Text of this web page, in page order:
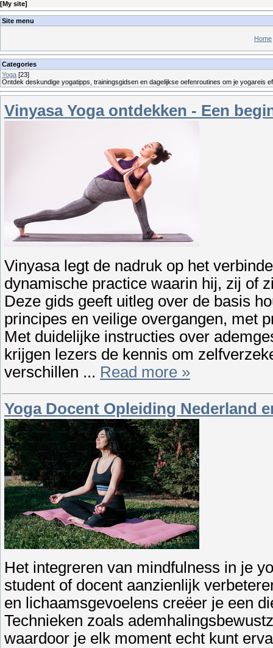
[My site]
Site menu
Home
Categories
Yoga [23]
Ontdek deskundige yogatipps, trainingsgidsen en dagelijkse oefenroutines om je yogareis
Vinyasa Yoga ontdekken - Een
Vinyasa legt de nadruk op het
dynamische practice waarin hij, zij of
Deze gids geeft uitleg over de basis
principes en veilige overgangen, met
Met duidelijke instructies over
krijgen lezers de kennis om
verschillen ... Read more »
Yoga Docent Opleiding Nederland
Het integreren van mindfulness in je
student of docent aanzienlijk
en lichaamsgevoelens creëer je een
Technieken zoals
waardoor je elk moment echt kunt